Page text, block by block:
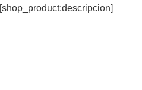
[shop_product:descripcion]